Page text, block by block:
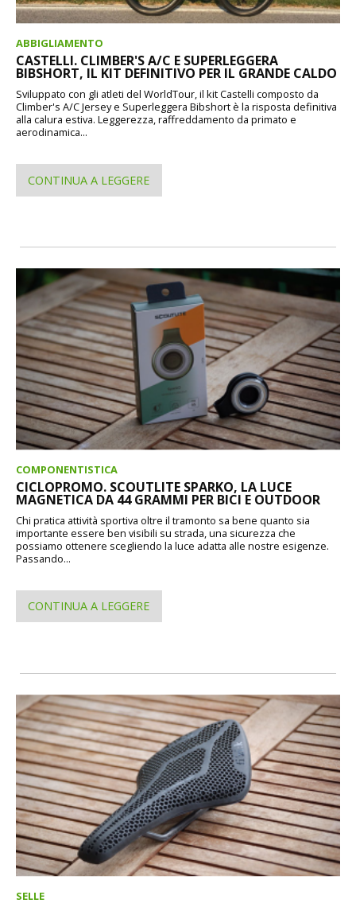
ABBIGLIAMENTO
CASTELLI. CLIMBER'S A/C E SUPERLEGGERA
BIBSHORT, IL KIT DEFINITIVO PER IL GRANDE CALDO
Sviluppato con gli atleti del WorldTour, il kit Castelli composto da
Climber's A/C Jersey e Superleggera Bibshort è la risposta definitiva
alla calura estiva. Leggerezza, raffreddamento da primato e
aerodinamica...
CONTINUA A LEGGERE
COMPONENTISTICA
CICLOPROMO. SCOUTLITE SPARKO, LA LUCE
MAGNETICA DA 44 GRAMMI PER BICI E OUTDOOR
Chi pratica attività sportiva oltre il tramonto sa bene quanto sia
importante essere ben visibili su strada, una sicurezza che
possiamo ottenere scegliendo la luce adatta alle nostre esigenze.
Passando...
CONTINUA A LEGGERE
SELLE